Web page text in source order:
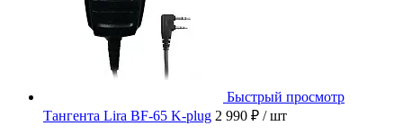
Быстрый просмотр
Тангента Lira BF-65 K-plug 2 990 ₽ / шт